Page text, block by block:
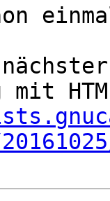
mit